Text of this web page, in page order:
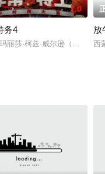
上了住在东京的初中二年
酒店工作的朋友，他被误认
1.0
务4
丽莎·柯兹·威尔逊（杰西卡
放
西